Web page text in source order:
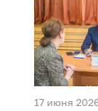
17 июня